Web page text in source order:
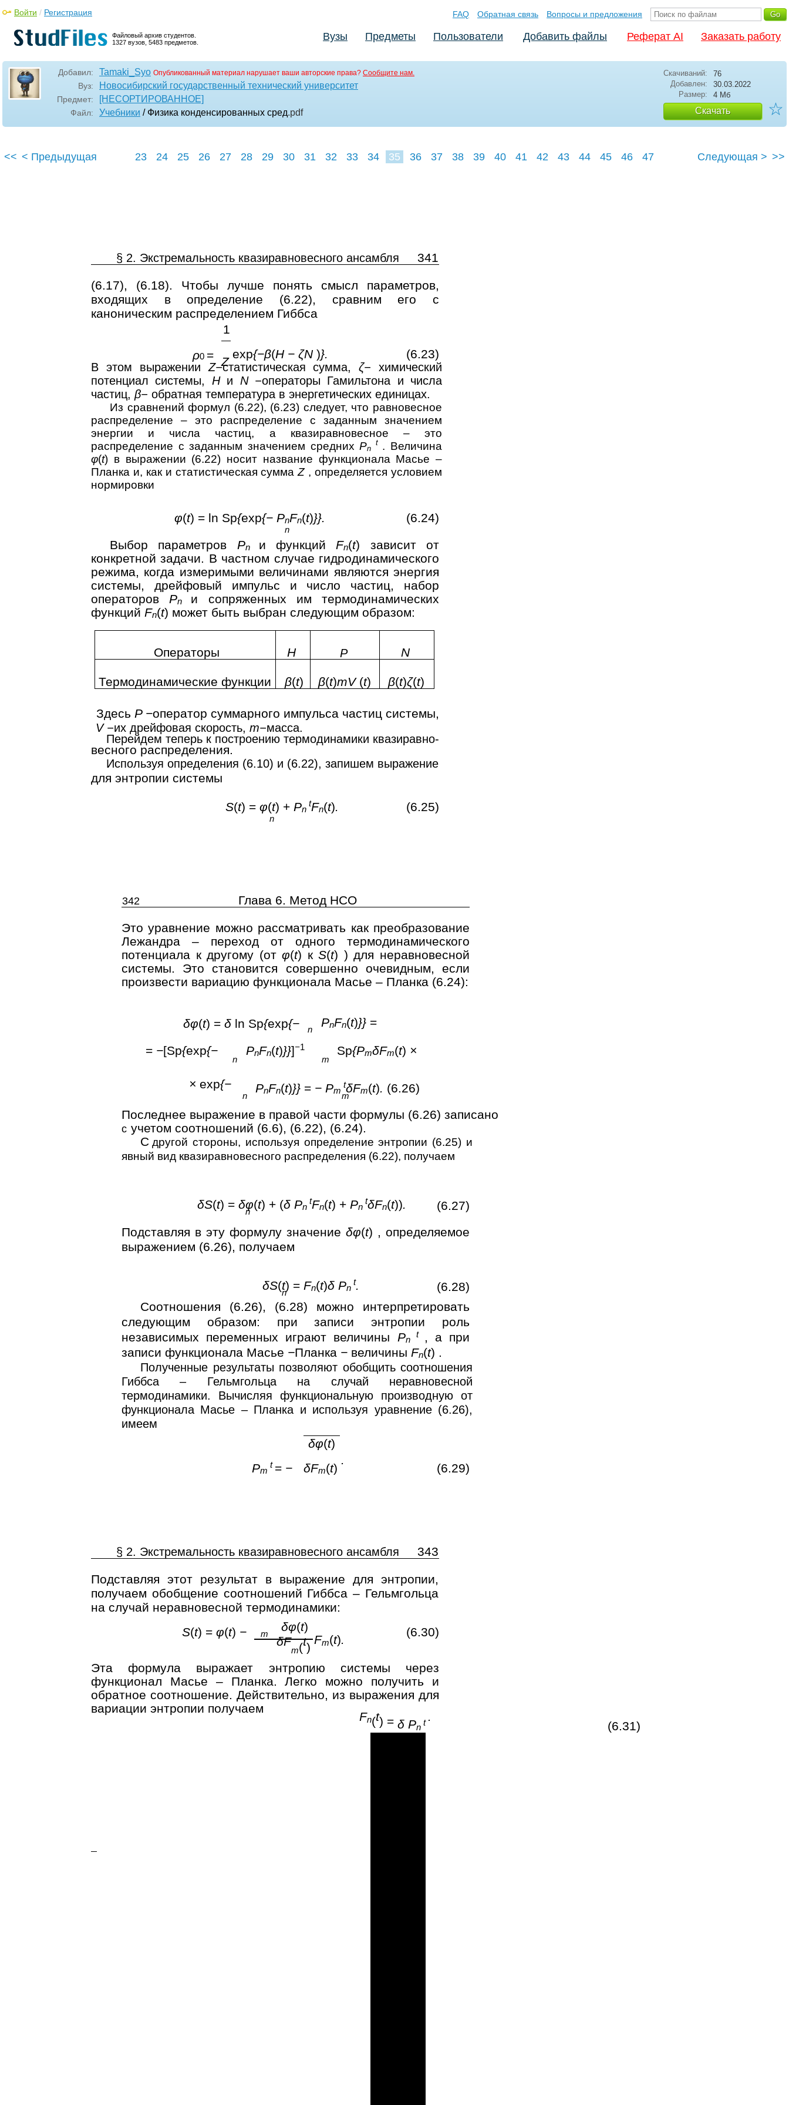
Файловый архив студентов.
1327 вузов, 5483 предметов.
Войти / Регистрация FAQ Обратная связь Вопросы и предложения
Вузы Предметы Пользователи Добавить файлы Реферат AI Заказать работу
Добавил: Tamaki_Syo Опубликованный материал нарушает ваши авторские права? Сообщите нам.
Вуз: Новосибирский государственный технический университет
Предмет: [НЕСОРТИРОВАННОЕ]
Файл: Учебники / Физика конденсированных сред.pdf
Скачиваний:
76
Добавлен:
30.03.2022
Размер:
4 Мб
Скачать ☆
<< < Предыдущая 23 24 25 26 27 28 29 30 31 32 33 34 35 36 37 38 39 40 41 42 43 44 45 46 47 Следующая > >>
§ 2. Экстремальность квазиравновесного ансамбля 341
(6.17), (6.18). Чтобы лучше понять смысл параметров,
входящих в определение (6.22), сравним его с
каноническим распределением Гиббса
1
ρ0 = Z
exp{−β(H − ζN )}. (6.23)
В этом выражении Z−статистическая сумма,ζ−химический
потенциал системы, H и N −операторы Гамильтона и числа
частиц, β− обратная температура в энергетических единицах.
Из сравнений формул (6.22), (6.23) следует, что равновесное
распределение – это распределение с заданным значением
энергии и числа частиц, а квазиравновесное – это
распределение с заданным значением среднихPn
t . Величина
φ(t) в выражении (6.22) носит название функционала Масье –
Планка и, как и статистическая суммаZ , определяется условием
нормировки
φ(t) = ln Sp{exp{− PnFn(t)}}. (6.24)
n
Выбор параметров Pn и функций Fn(t) зависит от
конкретной задачи. В частном случае гидродинамического
режима, когда измеримыми величинами являются энергия
системы, дрейфовый импульс и число частиц, набор
операторов Pn и сопряженных им термодинамических
функций Fn(t) может быть выбран следующим образом:
Операторы H N
P
Термодинамические функции β(t) β(t)ζ(t)
β(t)mV (t)
Здесь P −оператор суммарного импульса частиц системы,
V −их дрейфовая скорость, m−масса.
Перейдем теперь к построению термодинамики квазиравно-
весного распределения.
Используя определения (6.10) и (6.22), запишем выражение
для энтропии системы
S(t) = φ(t) + Pn
tFn(t). (6.25)
n
342 Глава 6. Метод НСО
Это уравнение можно рассматривать как преобразование
Лежандра – переход от одного термодинамического
потенциала к другому (отφ(t) кS(t) ) для неравновесной
системы. Это становится совершенно очевидным, если
произвести вариацию функционала Масье – Планка (6.24):
δφ(t) = δ ln Sp{exp{− PnFn(t)}} =
n
Sp{PmδFm(t) ×
= −[Sp{exp{− PnFn(t)}}]−1
n
m
× exp{− PnFn(t)}} = − Pm
tδFm(t). (6.26)
n m
Последнее выражение в правой части формулы (6.26) записано
с учетом соотношений (6.6), (6.22), (6.24).
С другой стороны, используя определение энтропии (6.25) и
явный вид квазиравновесного распределения (6.22), получаем
δS(t) = δφ(t) + (δ Pn
tFn(t) + Pn
tδFn(t)). (6.27)
n
Подставляя в эту формулу значение δφ(t) , определяемое
выражением (6.26), получаем
δS(t) = Fn(t)δ Pn
t. (6.28)
n
Соотношения (6.26), (6.28) можно интерпретировать
следующим образом: при записи энтропии роль
независимых переменных играют величины Pn
t
, а при
записи функционала Масье −Планка − величины Fn(t) .
Полученные результаты позволяют обобщить соотношения
Гиббса – Гельмгольца на случай неравновесной
термодинамики. Вычисляя функциональную производную от
функционала Масье – Планка и используя уравнение (6.26),
имеем
Pm
t = −
δφ(t)
(6.29)
δFm(t)
.
§ 2. Экстремальность квазиравновесного ансамбля 343
Подставляя этот результат в выражение для энтропии,
получаем обобщение соотношений Гиббса – Гельмгольца
на случай неравновесной термодинамики:
S(t) = φ(t) − m
δφ(t) (6.30)
δF
m(t)
Fm(t).
Эта формула выражает энтропию системы через
функционал Масье – Планка. Легко можно получить и
обратное соотношение. Действительно, из выражения для
вариации энтропии получаем
Fn(t) = δ Pn t .
(6.31)